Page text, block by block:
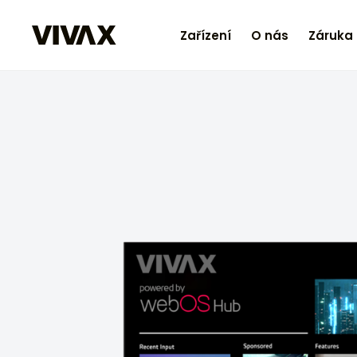
Zařízení O nás Záruka